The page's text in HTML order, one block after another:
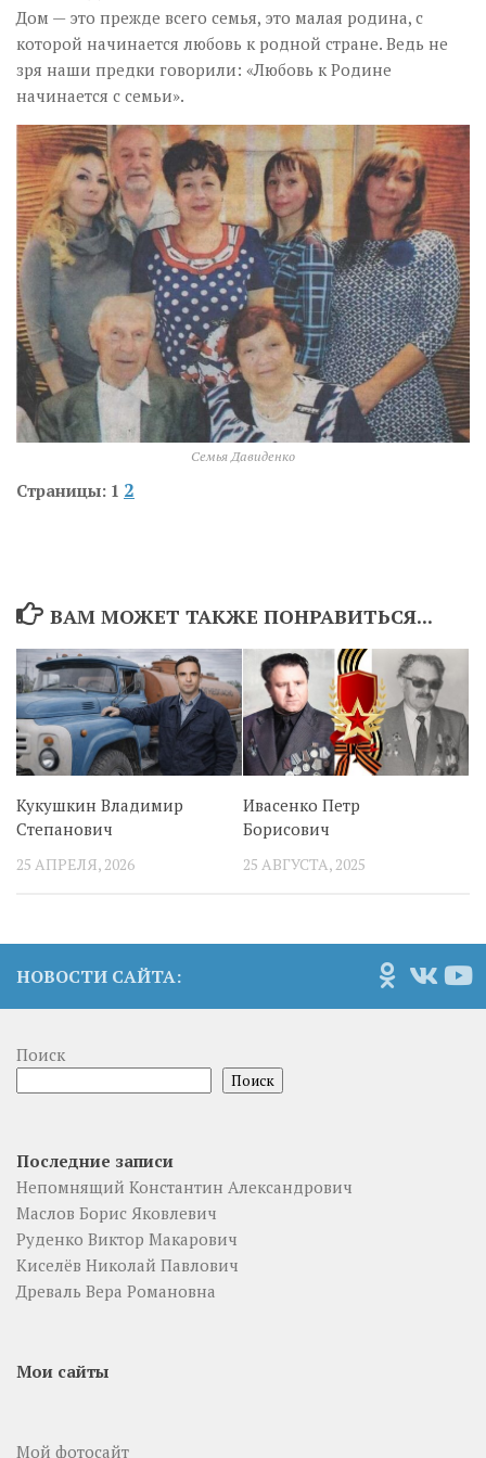
Дом — это прежде всего семья, это малая родина, с
которой начинается любовь к родной стране. Ведь не
зря наши предки говорили: «Любовь к Родине
начинается с семьи».
Семья Давиденко
Страницы: 1 2
ВАМ МОЖЕТ ТАКЖЕ ПОНРАВИТЬСЯ...
Кукушкин Владимир
Степанович
25 АПРЕЛЯ, 2026
Ивасенко Петр
Борисович
25 АВГУСТА, 2025
НОВОСТИ САЙТА:
Поиск
Поиск
Последние записи
Непомнящий Константин Александрович
Маслов Борис Яковлевич
Руденко Виктор Макарович
Киселёв Николай Павлович
Древаль Вера Романовна
Мои сайты
Мой фотосайт